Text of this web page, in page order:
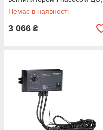
ГВП
Немає в наявності
3 066 ₴